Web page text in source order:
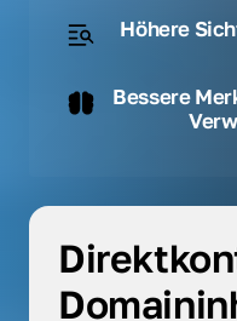
Höhere
Bessere